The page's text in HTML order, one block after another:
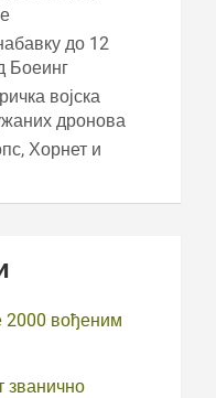
до 12
Боеинг
војска
дронова
Хорнет и
вођеним
званично